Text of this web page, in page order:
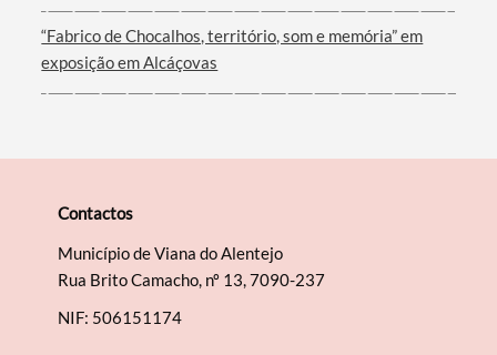
“Fabrico de Chocalhos, território, som e memória” em
exposição em Alcáçovas
Contactos
Município de Viana do Alentejo
Rua Brito Camacho, nº 13, 7090-237
NIF: 506151174